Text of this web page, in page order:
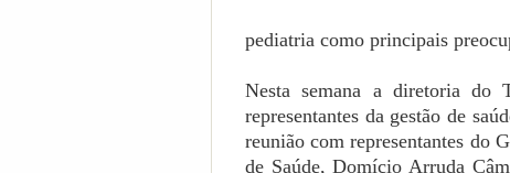
pediatria como principais
Nesta semana a diretoria do
representantes da gestão de
reunião com representantes do
de Saúde, Domício Arruda